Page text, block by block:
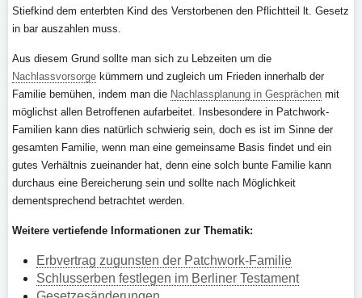
Stiefkind dem enterbten Kind des Verstorbenen den Pflichtteil lt. Gesetz
in bar auszahlen muss.
Aus diesem Grund sollte man sich zu Lebzeiten um die
Nachlassvorsorge kümmern und zugleich um Frieden innerhalb der
Familie bemühen, indem man die Nachlassplanung in Gesprächen mit
möglichst allen Betroffenen aufarbeitet. Insbesondere in Patchwork-
Familien kann dies natürlich schwierig sein, doch es ist im Sinne der
gesamten Familie, wenn man eine gemeinsame Basis findet und ein
gutes Verhältnis zueinander hat, denn eine solch bunte Familie kann
durchaus eine Bereicherung sein und sollte nach Möglichkeit
dementsprechend betrachtet werden.
Weitere vertiefende Informationen zur Thematik:
Erbvertrag zugunsten der Patchwork-Familie
Schlusserben festlegen im Berliner Testament